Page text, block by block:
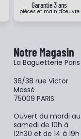
Garantie 3 ans
pièces et main d'oeuvre
Notre Magasin
La Baguetterie Paris
36/38 rue Victor
Massé
75009 PARIS
Ouvert du mardi au
samedi de 10h à
12h30 et de 14 à 19h